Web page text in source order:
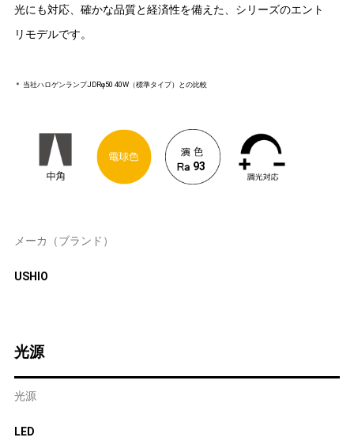
光にも対応、確かな品質と経済性を備えた、シリーズのエント
リモデルです。
＊ 当社ハロゲンランプJDRφ50 40W（標準タイプ）との比較
93
メーカ（ブランド）
USHIO
光源
光源
LED